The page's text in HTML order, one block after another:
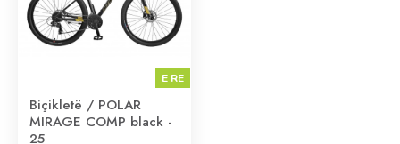
E RE
Biçikletë / POLAR
MIRAGE COMP black -
25